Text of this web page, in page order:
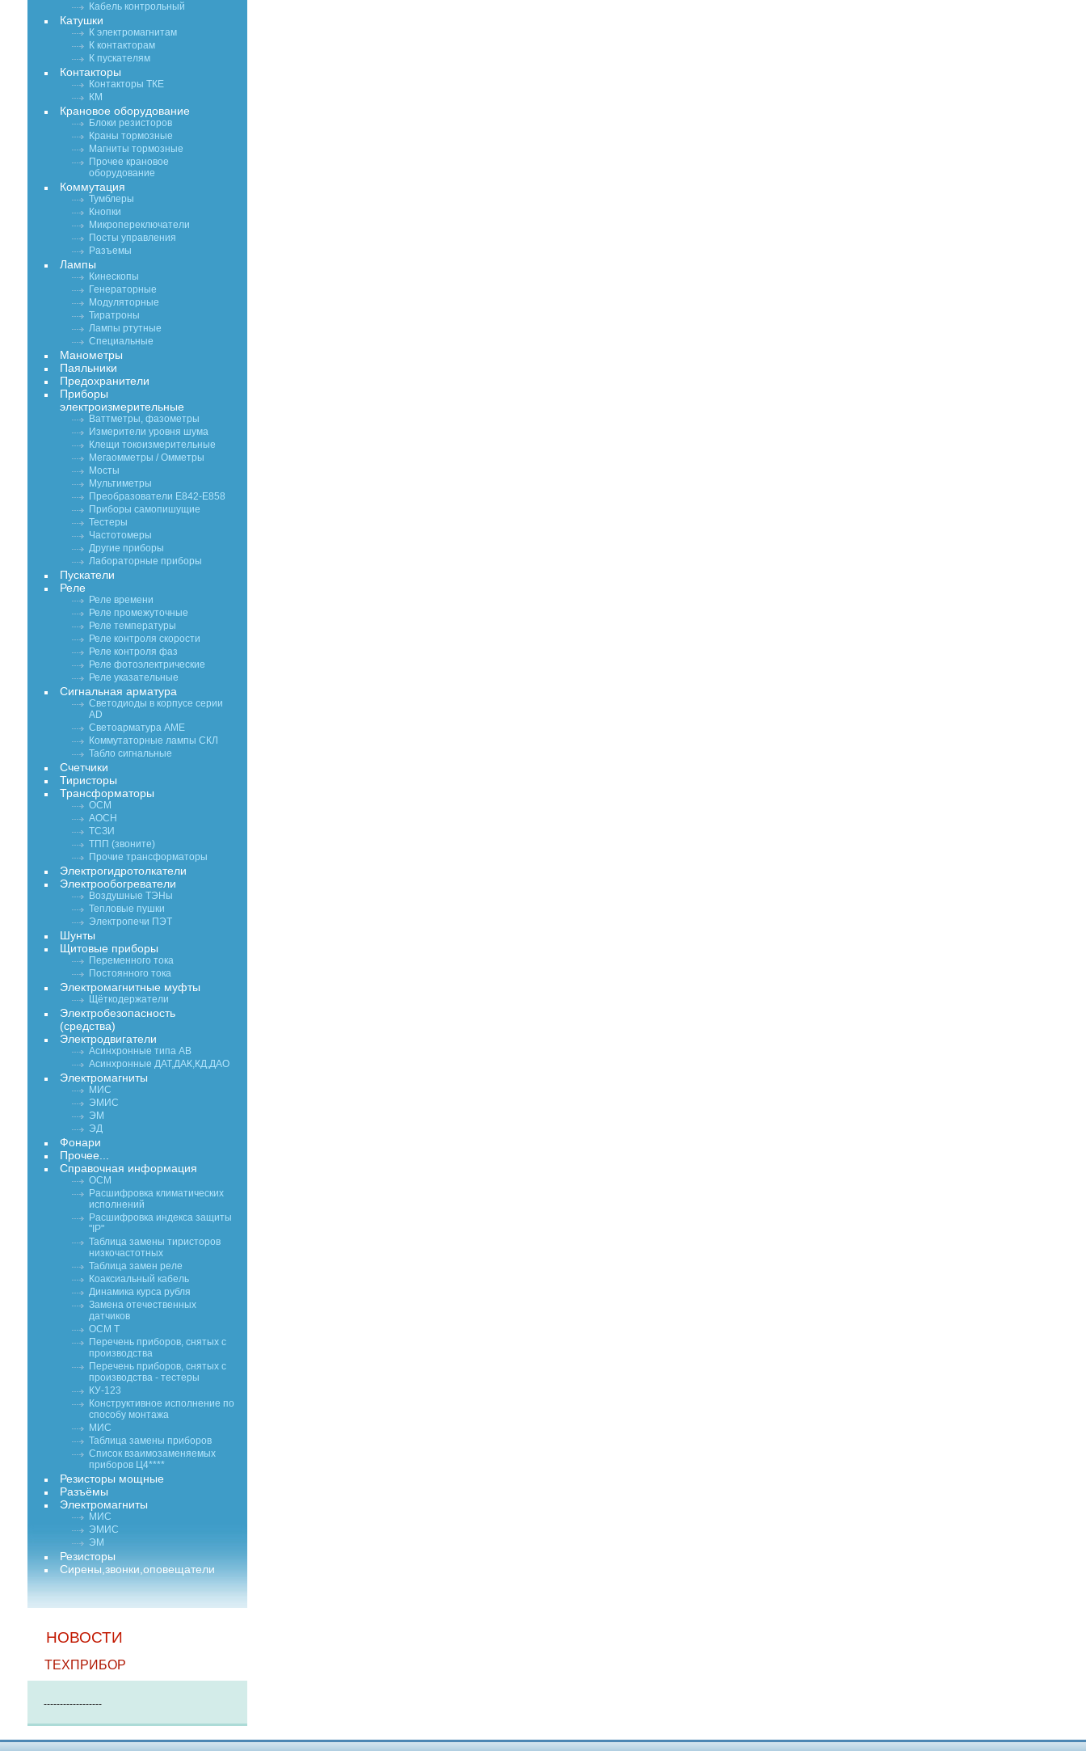
Кабель контрольный
Катушки
К электромагнитам
К контакторам
К пускателям
Контакторы
Контакторы ТКЕ
КМ
Крановое оборудование
Блоки резисторов
Краны тормозные
Магниты тормозные
Прочее крановое
оборудование
Коммутация
Тумблеры
Кнопки
Микропереключатели
Посты управления
Разъемы
Лампы
Кинескопы
Генераторные
Модуляторные
Тиратроны
Лампы ртутные
Специальные
Манометры
Паяльники
Предохранители
Приборы
электроизмерительные
Ваттметры, фазометры
Измерители уровня шума
Клещи токоизмерительные
Мегаомметры / Омметры
Мосты
Мультиметры
Преобразователи Е842-Е858
Приборы самопишущие
Тестеры
Частотомеры
Другие приборы
Лабораторные приборы
Пускатели
Реле
Реле времени
Реле промежуточные
Реле температуры
Реле контроля скорости
Реле контроля фаз
Реле фотоэлектрические
Реле указательные
Сигнальная арматура
Светодиоды в корпусе серии
AD
Светоарматура АМЕ
Коммутаторные лампы СКЛ
Табло сигнальные
Счетчики
Тиристоры
Трансформаторы
ОСМ
АОСН
ТСЗИ
ТПП (звоните)
Прочие трансформаторы
Электрогидротолкатели
Электрообогреватели
Воздушные ТЭНы
Тепловые пушки
Электропечи ПЭТ
Шунты
Щитовые приборы
Переменного тока
Постоянного тока
Электромагнитные муфты
Щёткодержатели
Электробезопасность
(средства)
Электродвигатели
Асинхронные типа АВ
Асинхронные ДАТ,ДАК,КД,ДАО
Электромагниты
МИС
ЭМИС
ЭМ
ЭД
Фонари
Прочее...
Справочная информация
ОСМ
Расшифровка климатических
исполнений
Расшифровка индекса защиты
"IP"
Таблица замены тиристоров
низкочастотных
Таблица замен реле
Коаксиальный кабель
Динамика курса рубля
Замена отечественных
датчиков
ОСМ Т
Перечень приборов, снятых с
производства
Перечень приборов, снятых с
производства - тестеры
КУ-123
Конструктивное исполнение по
способу монтажа
МИС
Таблица замены приборов
Список взаимозаменяемых
приборов Ц4****
Резисторы мощные
Разъёмы
Электромагниты
МИС
ЭМИС
ЭМ
Резисторы
Сирены,звонки,оповещатели
НОВОСТИ
ТЕХПРИБОР
------------------